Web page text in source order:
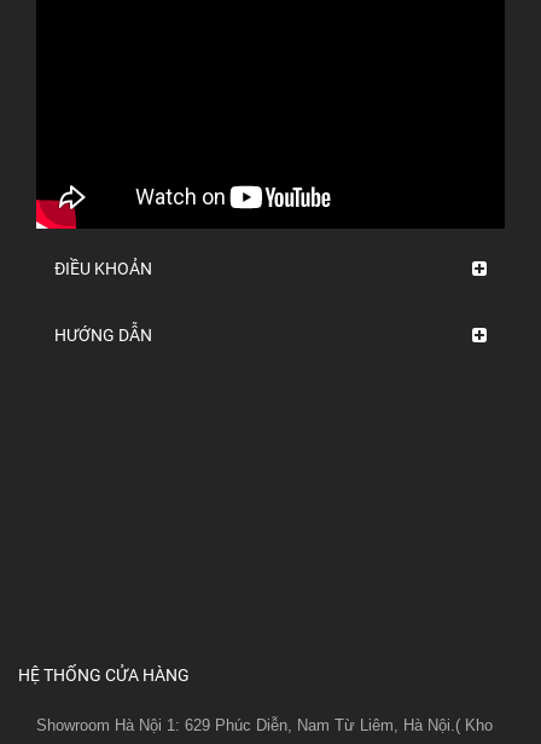
ĐIỀU KHOẢN
HƯỚNG DẪN
HỆ THỐNG CỬA HÀNG
Showroom Hà Nội 1: 629 Phúc Diễn, Nam Từ Liêm, Hà Nội.( Kho